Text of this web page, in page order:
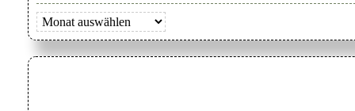
Archiv